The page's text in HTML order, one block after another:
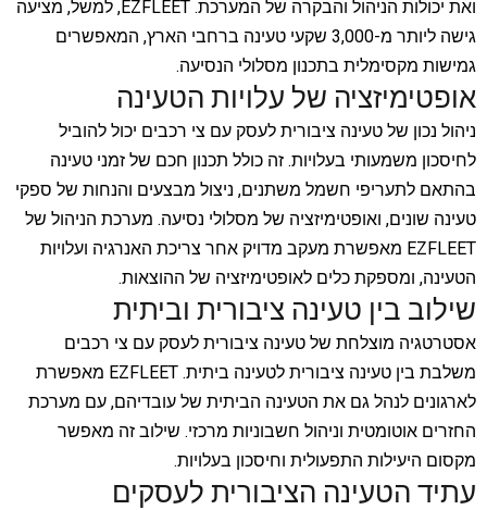
ואת יכולות הניהול והבקרה של המערכת. EZFLEET, למשל, מציעה
גישה ליותר מ-3,000 שקעי טעינה ברחבי הארץ, המאפשרים
גמישות מקסימלית בתכנון מסלולי הנסיעה.
אופטימיזציה של עלויות הטעינה
ניהול נכון של טעינה ציבורית לעסק עם צי רכבים יכול להוביל
לחיסכון משמעותי בעלויות. זה כולל תכנון חכם של זמני טעינה
בהתאם לתעריפי חשמל משתנים, ניצול מבצעים והנחות של ספקי
טעינה שונים, ואופטימיזציה של מסלולי נסיעה. מערכת הניהול של
EZFLEET מאפשרת מעקב מדויק אחר צריכת האנרגיה ועלויות
הטעינה, ומספקת כלים לאופטימיזציה של ההוצאות.
שילוב בין טעינה ציבורית וביתית
אסטרטגיה מוצלחת של טעינה ציבורית לעסק עם צי רכבים
משלבת בין טעינה ציבורית לטעינה ביתית. EZFLEET מאפשרת
לארגונים לנהל גם את הטעינה הביתית של עובדיהם, עם מערכת
החזרים אוטומטית וניהול חשבוניות מרכזי. שילוב זה מאפשר
מקסום היעילות התפעולית וחיסכון בעלויות.
עתיד הטעינה הציבורית לעסקים